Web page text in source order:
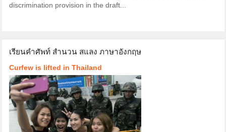
discrimination provision in the draft...
เรียนคำศัพท์ สำนวน สแลง ภาษาอังกฤษ
Curfew is lifted in Thailand